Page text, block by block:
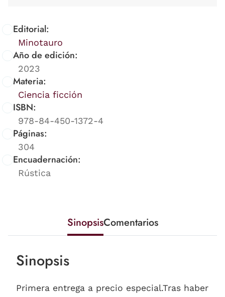
Editorial:
Minotauro
Año de edición:
2023
Materia:
Ciencia ficción
ISBN:
978-84-450-1372-4
Páginas:
304
Encuadernación:
Rústica
SinopsisComentarios
Sinopsis
Primera entrega a precio especial.Tras haber